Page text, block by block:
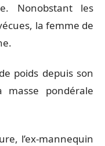
Nonobstant les
la femme de
poids depuis son
pondérale
l’ex-mannequin